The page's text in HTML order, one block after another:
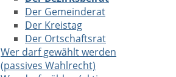
Der Gemeinderat
Der Kreistag
Der Ortschaftsrat
Wer darf gewählt werden
(passives Wahlrecht)